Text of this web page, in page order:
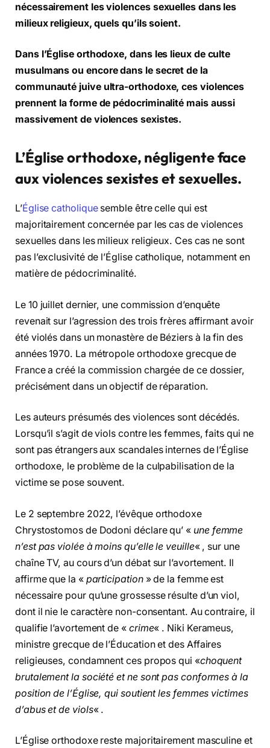
nécessairement les violences sexuelles dans les
milieux religieux, quels qu’ils soient.
Dans l’Église orthodoxe, dans les lieux de culte
musulmans ou encore dans le secret de la
communauté juive ultra-orthodoxe, ces violences
prennent la forme de pédocriminalité mais aussi
massivement de violences sexistes.
L’Église orthodoxe, négligente face
aux violences sexistes et sexuelles.
L’Église catholiquesemble être celle qui est
majoritairement concernée par les cas de violences
sexuelles dans les milieux religieux. Ces cas ne sont
pas l’exclusivité de l’Église catholique, notamment en
matière de pédocriminalité.
Le 10 juillet dernier, une commission d’enquête
revenait sur l’agression des trois frères affirmant avoir
été violés dans un monastère de Béziers à la fin des
années 1970. La métropole orthodoxe grecque de
France a créé la commission chargée de ce dossier,
précisément dans un objectif de réparation.
Les auteurs présumés des violences sont décédés.
Lorsqu’il s’agit de viols contre les femmes, faits qui ne
sont pas étrangers aux scandales internes de l’Église
orthodoxe, le problème de la culpabilisation de la
victime se pose souvent.
Le 2 septembre 2022, l’évêque orthodoxe
Chrystostomos de Dodoni déclare qu’ « une femme
n’est pas violée à moins qu’elle le veuille« , sur une
chaîne TV, au cours d’un débat sur l’avortement. Il
affirme que la « participation» de la femme est
nécessaire pour qu’une grossesse résulte d’un viol,
dont il nie le caractère non-consentant. Au contraire, il
qualifie l’avortement de « crime« . Niki Kerameus,
ministre grecque de l’Éducation et des Affaires
religieuses, condamnent ces propos qui «choquent
brutalement la société et ne sont pas conformes à la
position de l’Église, qui soutient les femmes victimes
d’abus et de viols« .
L’Église orthodoxe reste majoritairement masculine et